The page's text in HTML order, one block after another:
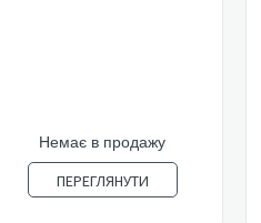
Немає в продажу
ПЕРЕГЛЯНУТИ